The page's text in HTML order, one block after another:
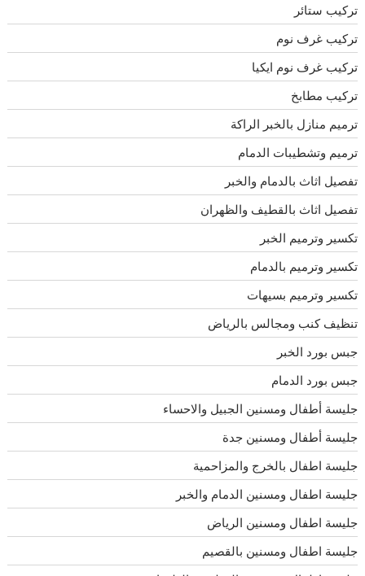
تركيب ستائر
تركيب غرف نوم
تركيب غرف نوم ايكيا
تركيب مطابخ
ترميم منازل بالخبر الراكة
ترميم وتشطيبات الدمام
تفصيل اثاث بالدمام والخبر
تفصيل اثاث بالقطيف والظهران
تكسير وترميم الخبر
تكسير وترميم بالدمام
تكسير وترميم بسيهات
تنظيف كنب ومجالس بالرياض
جبس بورد الخبر
جبس بورد الدمام
جليسة أطفال ومسنين الجبيل والاحساء
جليسة أطفال ومسنين جدة
جليسة اطفال بالخرج والمزاحمية
جليسة اطفال ومسنين الدمام والخبر
جليسة اطفال ومسنين الرياض
جليسة اطفال ومسنين بالقصيم